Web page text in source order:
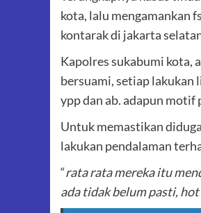
kota, lalu mengamankan
kontarak di jakarta
Kapolres sukabumi kota,
bersuami, setiap lakukan
ypp dan ab. adapun
Untuk memastikan
lakukan pendalaman
“rata rata mereka itu
ada tidak belum pasti,